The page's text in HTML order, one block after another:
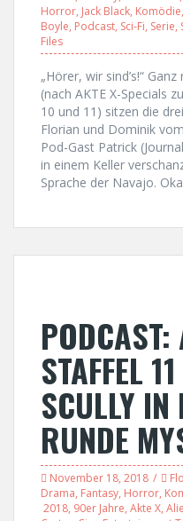
Horror, Jack Black, Komödie,
Boyle, Podcast, Sci-Fi, Serie,
Files
„Hörer, wir sind’s!“
(nach AKTE X-Specials
10 und 11) sitzen die
Florian und Dominik
Pod-Gast Patrick
in einem Keller
Sprache der Navajo.
PODCAST:
STAFFEL
SCULLY IN
RUNDE
November 18, 2018
Drama, Fantasy, Horror,
2018, 90er Jahre, Akte X,